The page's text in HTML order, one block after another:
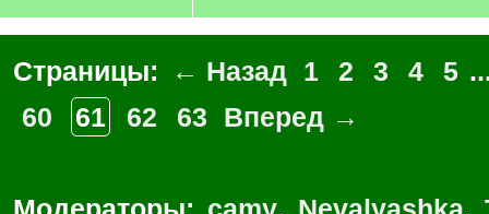
Страницы: ← Назад 1 2 3 4 5
60
61 62 63 Вперед →